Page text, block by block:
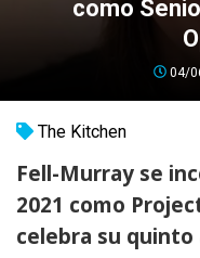
como
04/
The Kitchen
Fell-Murray se
2021 como
celebra su quinto